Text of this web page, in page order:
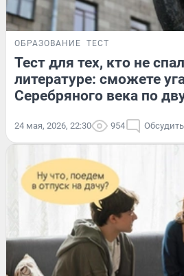
ОБРАЗОВАНИЕ ТЕСТ
Тест для тех, кто не
литературе: сможете
Серебряного века по
24 мая, 2026, 22:30 954 Обсудить